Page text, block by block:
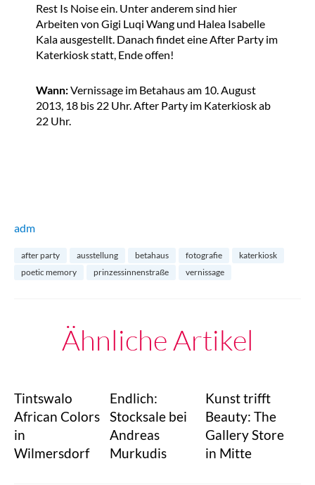
Rest Is Noise ein. Unter anderem sind hier
Arbeiten von Gigi Luqi Wang und Halea Isabelle
Kala ausgestellt. Danach findet eine After Party im
Katerkiosk statt, Ende offen!
Wann:Vernissage im Betahaus am 10. August
2013, 18 bis 22 Uhr. After Party im Katerkiosk ab
22 Uhr.
adm
after party ausstellung betahaus fotografie
katerkiosk
poetic memory
prinzessinnenstraße vernissage
Ähnliche Artikel
Tintswalo
African Colors
in
Wilmersdorf
Endlich:
Stocksale bei
Andreas
Murkudis
Kunst trifft
Beauty: The
Gallery Store
in Mitte